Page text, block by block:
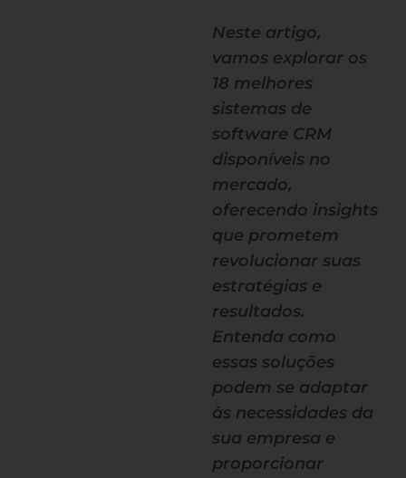
Neste artigo,
vamos explorar os
18 melhores
sistemas de
software CRM
disponíveis no
mercado,
oferecendo insights
que prometem
revolucionar suas
estratégias e
resultados.
Entenda como
essas soluções
podem se adaptar
às necessidades da
sua empresa e
proporcionar